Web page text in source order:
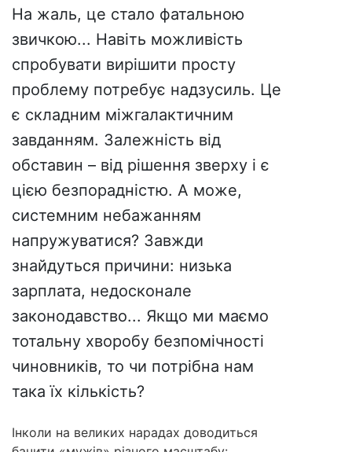
На жаль, це стало фатальною
звичкою... Навіть можливість
спробувати вирішити просту
проблему потребує надзусиль. Це
є складним міжгалактичним
завданням. Залежність від
обставин – від рішення зверху і є
цією безпорадністю. А може,
системним небажанням
напружуватися? Завжди
знайдуться причини: низька
зарплата, недосконале
законодавство... Якщо ми маємо
тотальну хворобу безпомічності
чиновників, то чи потрібна нам
така їх кількість?
Інколи на великих нарадах доводиться